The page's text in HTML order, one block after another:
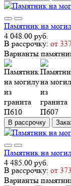
Памятник на
4 048.00 руб.
В рассрочку: от
Варианты
В рассрочку
Памятник на
4 485.00 руб.
В рассрочку: от
Варианты